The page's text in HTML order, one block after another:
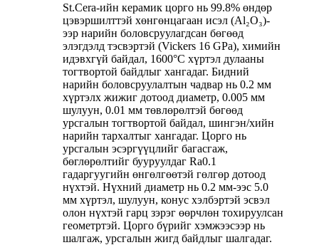
St.Cera-ийн керамик цорго нь 99.8% өндөр
цэвэршилттэй хөнгөнцагаан исэл (Al₂O₃)-
ээр нарийн боловсруулагдсан бөгөөд
элэгдэлд тэсвэртэй (Vickers 16 GPa), химийн
идэвхгүй байдал, 1600°C хүртэл дулааны
тогтвортой байдлыг хангадаг. Бидний
нарийн боловсруулалтын чадвар нь 0.2 мм
хүртэлх жижиг дотоод диаметр, 0.005 мм
шулуун, 0.01 мм төвлөрөлтэй бөгөөд
урсгалын тогтвортой байдал, шингэн/хийн
нарийн тархалтыг хангадаг. Цорго нь
урсгалын эсэргүүцлийг багасгаж,
бөглөрөлтийг бууруулдаг Ra0.1
гадаргуугийн өнгөлгөөтэй гөлгөр дотоод
нүхтэй. Нүхний диаметр нь 0.2 мм-ээс 5.0
мм хүртэл, шулуун, конус хэлбэртэй эсвэл
олон нүхтэй гарц зэрэг өөрчлөн тохируулсан
геометртэй. Цорго бүрийг хэмжээсээр нь
шалгаж, урсгалын жигд байдлыг шалгадаг.